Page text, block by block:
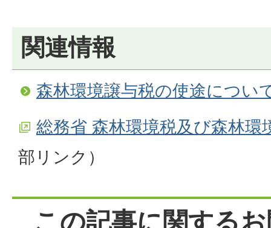
関連情報
森林環境譲与税の使途につい
総務省 森林環境税及び森林環
部リンク）
この記事に関する